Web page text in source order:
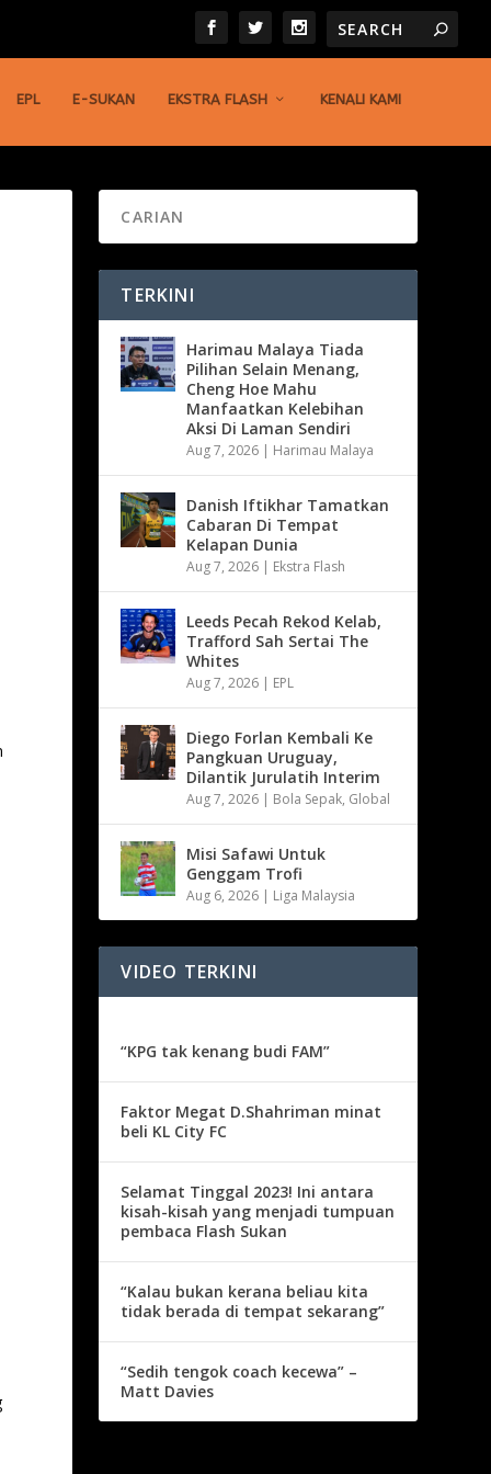
EPL E-SUKAN EKSTRA FLASH KENALI KAMI
TERKINI
Harimau Malaya Tiada
Pilihan Selain Menang,
Cheng Hoe Mahu
Manfaatkan Kelebihan
Aksi Di Laman Sendiri
Aug 7, 2026 | Harimau Malaya
Danish Iftikhar Tamatkan
Cabaran Di Tempat
Kelapan Dunia
Aug 7, 2026 | Ekstra Flash
Leeds Pecah Rekod Kelab,
Trafford Sah Sertai The
Whites
Aug 7, 2026 | EPL
Diego Forlan Kembali Ke
Pangkuan Uruguay,
Dilantik Jurulatih Interim
Aug 7, 2026 | Bola Sepak, Global
Misi Safawi Untuk
Genggam Trofi
Aug 6, 2026 | Liga Malaysia
VIDEO TERKINI
“KPG tak kenang budi FAM”
Faktor Megat D.Shahriman minat
beli KL City FC
Selamat Tinggal 2023! Ini antara
kisah-kisah yang menjadi tumpuan
pembaca Flash Sukan
“Kalau bukan kerana beliau kita
tidak berada di tempat sekarang”
“Sedih tengok coach kecewa” –
Matt Davies